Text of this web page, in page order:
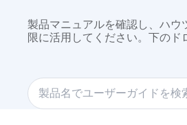
製品マニュアルを確認し、ハウ
限に活用してください。下のド